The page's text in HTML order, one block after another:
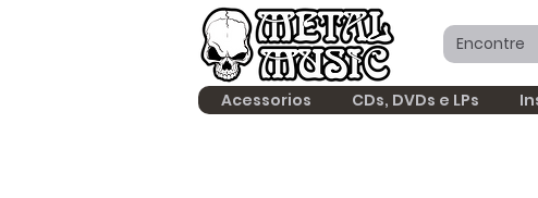
Acessorios CDs, DVDs e LPs